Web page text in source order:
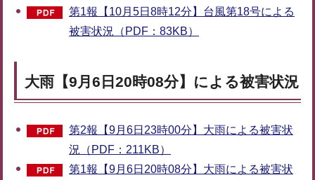
第1報【10月5日8時12分】台風第18号による
被害状況（PDF：83KB）
大雨【9月6日20時08分】による被害状況
第2報【9月6日23時00分】大雨による被害状
況（PDF：211KB）
第1報【9月6日20時08分】大雨による被害状